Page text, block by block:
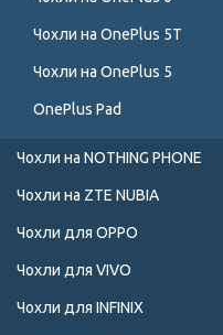
Чохли на OnePlus 5T
Чохли на OnePlus 5
OnePlus Pad
Чохли на NOTHING PHONE
Чохли на ZTE NUBIA
Чохли для OPPO
Чохли для VIVO
Чохли для INFINIX